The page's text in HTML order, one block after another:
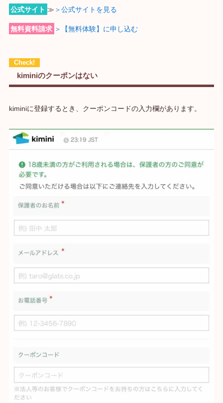
公式サイト ≫ ＞公式サイトを見る
無料資料請求 ＞【無料体験】に申し込む
kiminiのクーポンはない
kiminiに登録するとき、クーポンコードの入力欄があります。